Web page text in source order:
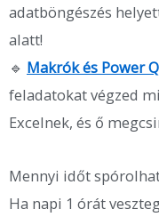
adatböngészés
alatt!
🔹 Makrók és Power
feladatokat végzed
Excelnek, és ő
Mennyi időt
Ha napi 1 órát